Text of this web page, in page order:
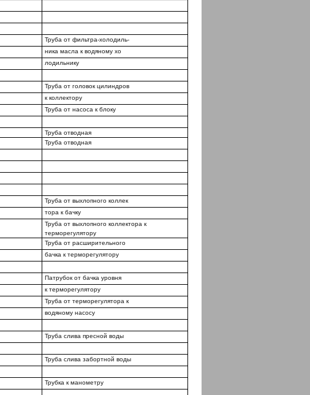
Труба от фильтра-холодиль-
ника масла к водяному хо­
лодильнику
Труба от головок цилиндров
к коллектору
Труба от насоса к блоку
Труба отводная
Труба отводная
Труба от выхлопного коллек­
тора к бачку
Труба от выхлопного коллектора к
терморегулятору
Труба от расширительного
бачка к терморегулятору
Патрубок от бачка уровня
к терморегулятору
Труба от терморегулятора к
водяному насосу
Труба слива пресной воды
Труба слива забортной воды
Трубка к манометру